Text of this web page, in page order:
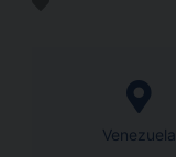
Venezuela